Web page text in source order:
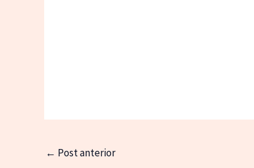
← Post anterior